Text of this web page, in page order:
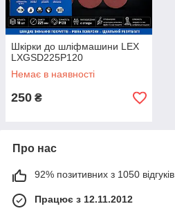
Шкірки до шліфмашини LEX
LXGSD225P120
Немає в наявності
250 ₴
Про нас
92% позитивних з 1050 відгуків
Працює з 12.11.2012